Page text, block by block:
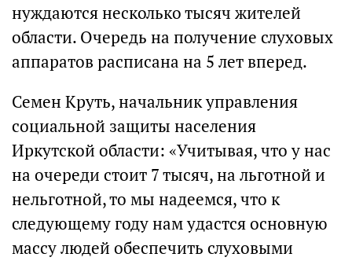
нуждаются несколько тысяч жителей
области. Очередь на получение слуховых
аппаратов расписана на 5 лет вперед.
Семен Круть, начальник управления
социальной защиты населения
Иркутской области: «Учитывая, что у нас
на очереди стоит 7 тысяч, на льготной и
нельготной, то мы надеемся, что к
следующему году нам удастся основную
массу людей обеспечить слуховыми